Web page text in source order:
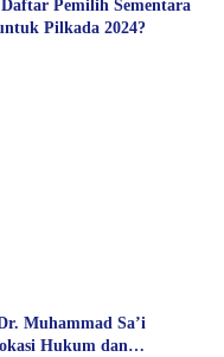
Pemilih Sementara
Pilkada 2024?
Muhammad Sa’i
Hukum dan